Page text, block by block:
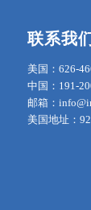
联系我们
美国：626-
中国：191-
邮箱：
美国地址：